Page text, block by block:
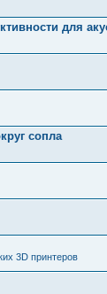
для
сопла
3D принтеров